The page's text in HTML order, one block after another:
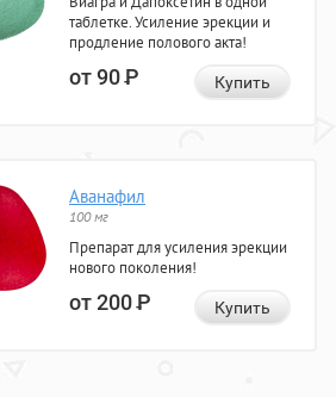
таблетке. Усиление эрекции и
продление полового акта!
от 90Р Купить
Аванафил
100 мг
Препарат для усиления эрекции
нового поколения!
от 200Р Купить